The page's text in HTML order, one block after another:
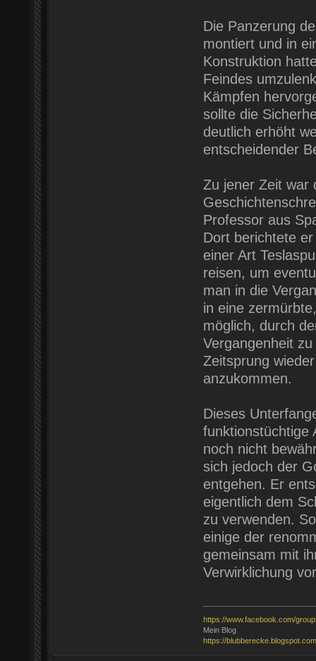
Die Panzerung
montiert und in
Konstruktion
Feindes
Kämpfen
sollte die
deutlich erhöht
entscheidender
Zu jener Zeit war
Professor aus
Dort berichtete
einer Art
reisen, um
man in die
in eine
möglich, durch
Vergangenheit
Zeitsprung
anzukommen.
Dieses
funktionstüchtige
noch nicht
sich jedoch der
entgehen. Er
eigentlich dem
zu verwenden.
einige der
gemeinsam mit
Verwirklichung
https://www.facebook.com/
Mein Blog
https://